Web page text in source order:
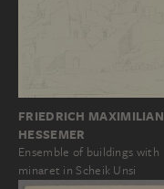
FRIEDRICH MAXIMILIAN
HESSEMER
Ensemble of buildings with
minaret in Scheik Unsi